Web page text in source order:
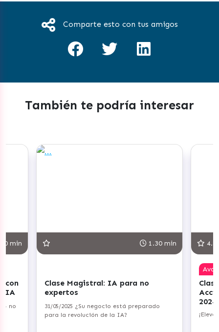
Comparte esto con tus amigos
También te podría interesar
1.30 min
no
preparado
Clase Magistral: Planifica tus
¡Eleva tu capacidad persuasiva!